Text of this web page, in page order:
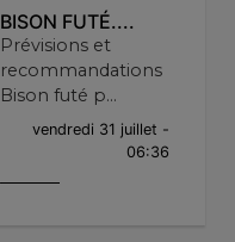
BISON FUTÉ....
Prévisions et
recommandations
Bison futé p...
vendredi 31 juillet -
06:36